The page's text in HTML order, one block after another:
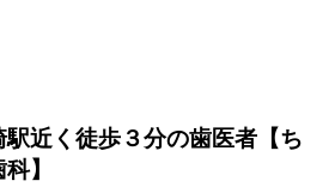
近く徒歩３分の歯医者【ち
】